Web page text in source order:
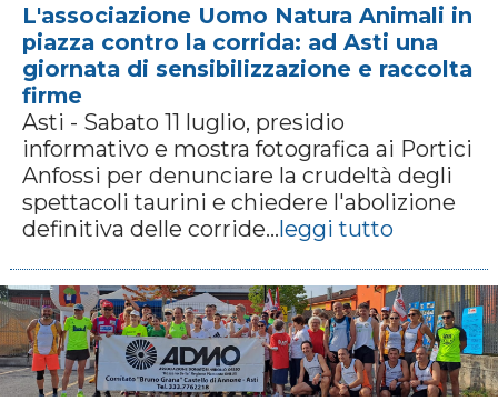
L'associazione Uomo Natura Animali in
piazza contro la corrida: ad Asti una
giornata di sensibilizzazione e raccolta
firme
Asti - Sabato 11 luglio, presidio
informativo e mostra fotografica ai Portici
Anfossi per denunciare la crudeltà degli
spettacoli taurini e chiedere l'abolizione
definitiva delle corride...leggi tutto